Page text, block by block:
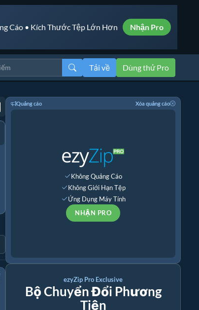
Cáo • Kích Thước Tệp Lớn Hơn Nhận Pro
Tải về Dùng thử Pro
Quảng cáo Xóa quảng cáo
Không Quảng Cáo
Không Giới Hạn Tệp
Ứng Dụng Máy Tính
NHẬN PRO
ezyZip Pro Exclusive
Bộ Chuyển Đổi Phương
Tiện